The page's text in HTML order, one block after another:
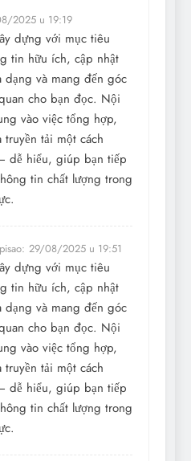
2025 u 19:19
dựng với mục tiêu
tin hữu ích, cập nhật
dạng và mang đến góc
cho bạn đọc. Nội
vào việc tổng hợp,
truyền tải một cách
dễ hiểu, giúp bạn tiếp
tin chất lượng trong
29/08/2025 u 19:51
dựng với mục tiêu
tin hữu ích, cập nhật
dạng và mang đến góc
cho bạn đọc. Nội
vào việc tổng hợp,
truyền tải một cách
dễ hiểu, giúp bạn tiếp
tin chất lượng trong